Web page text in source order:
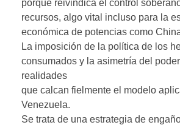
porque reivindica el control
recursos, algo vital incluso para la
económica de potencias como
La imposición de la política de los
consumados y la asimetría del
realidades
que calcan fielmente el modelo
Venezuela.
Se trata de una estrategia de